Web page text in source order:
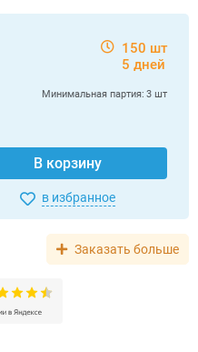
150 шт
5 дней
В корзину
Минимальная партия: 3 шт
в избранное
Заказать больше